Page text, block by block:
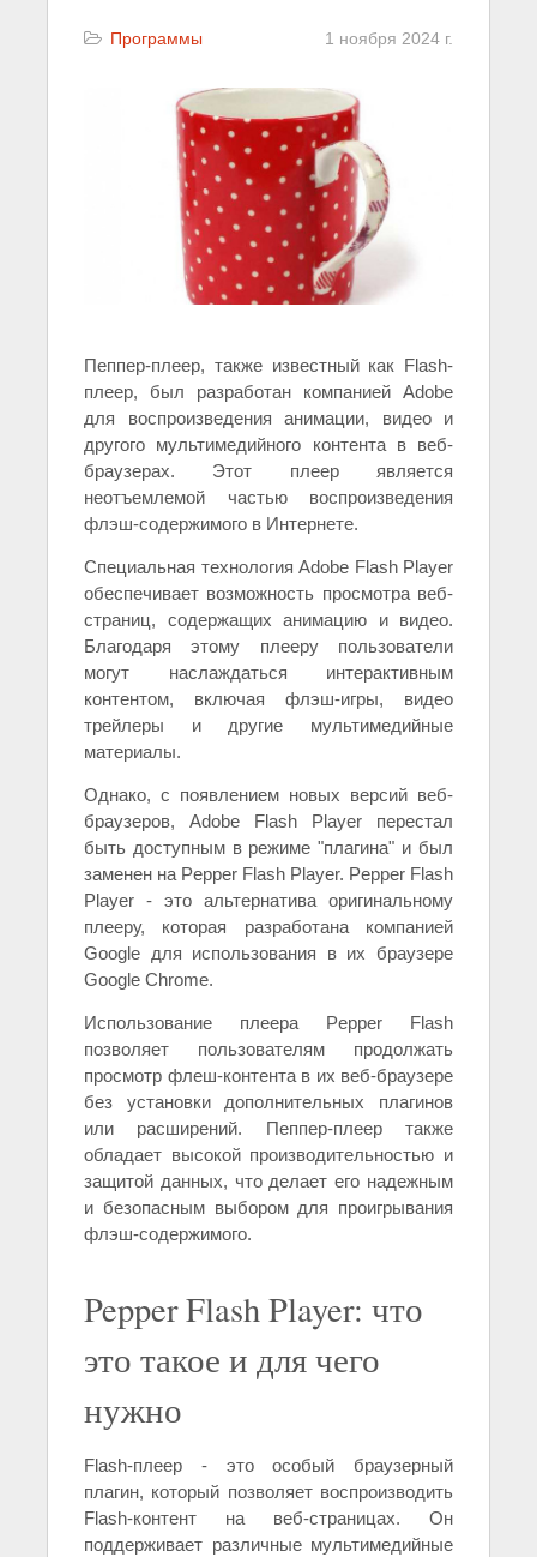
Программы 1 ноября 2024 г.
Пеппер-плеер, также известный как Flash-
плеер, был разработан компанией Adobe
для воспроизведения анимации, видео и
другого мультимедийного контента в веб-
браузерах. Этот плеер является
неотъемлемой частью воспроизведения
флэш-содержимого в Интернете.
Специальная технология Adobe Flash Player
обеспечивает возможность просмотра веб-
страниц, содержащих анимацию и видео.
Благодаря этому плееру пользователи
могут наслаждаться интерактивным
контентом, включая флэш-игры, видео
трейлеры и другие мультимедийные
материалы.
Однако, с появлением новых версий веб-
браузеров, Adobe Flash Player перестал
быть доступным в режиме "плагина" и был
заменен на Pepper Flash Player. Pepper Flash
Player - это альтернатива оригинальному
плееру, которая разработана компанией
Google для использования в их браузере
Google Chrome.
Использование плеера Pepper Flash
позволяет пользователям продолжать
просмотр флеш-контента в их веб-браузере
без установки дополнительных плагинов
или расширений. Пеппер-плеер также
обладает высокой производительностью и
защитой данных, что делает его надежным
и безопасным выбором для проигрывания
флэш-содержимого.
Pepper Flash Player: что
это такое и для чего
нужно
Flash-плеер - это особый браузерный
плагин, который позволяет воспроизводить
Flash-контент на веб-страницах. Он
поддерживает различные мультимедийные